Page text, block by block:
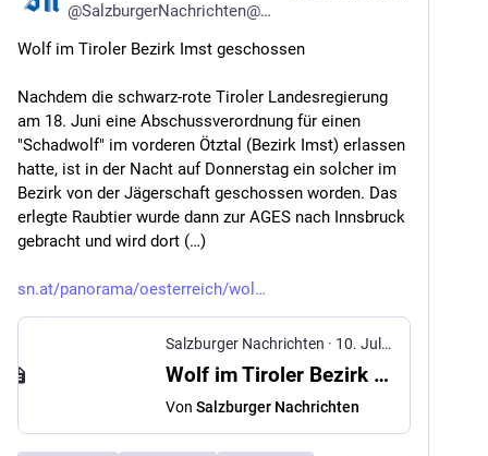
@SalzburgerNachrichten@mstdn.social
Wolf im Tiroler Bezirk Imst geschossen
Nachdem die schwarz-rote Tiroler Landesregierung
am 18. Juni eine Abschussverordnung für einen
"Schadwolf" im vorderen Ötztal (Bezirk Imst) erlassen
hatte, ist in der Nacht auf Donnerstag ein solcher im
Bezirk von der Jägerschaft geschossen worden. Das
erlegte Raubtier wurde dann zur AGES nach Innsbruck
gebracht und wird dort (…)
sn.at/panorama/oesterreich/wol
Salzburger Nachrichten · 10. Juli 2025
Wolf im Tiroler Bezirk Imst geschossen
Von Salzburger Nachrichten